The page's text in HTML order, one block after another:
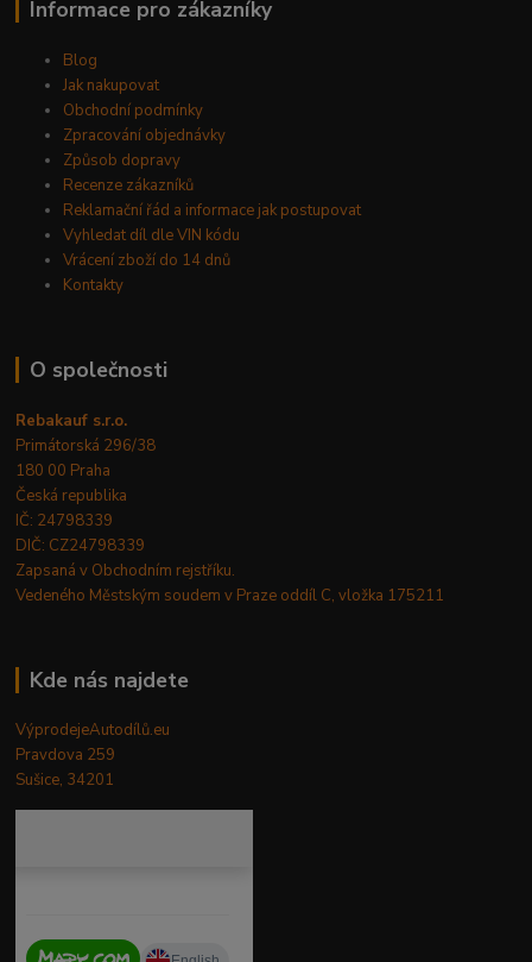
Informace pro zákazníky
Blog
Jak nakupovat
Obchodní podmínky
Zpracování objednávky
Způsob dopravy
Recenze zákazníků
Reklamační řád a informace jak postupovat
Vyhledat díl dle VIN kódu
Vrácení zboží do 14 dnů
Kontakty
O společnosti
Rebakauf s.r.o.
Primátorská 296/38
180 00 Praha
Česká republika
IČ: 24798339
DIČ: CZ24798339
Zapsaná v Obchodním rejstříku.
Vedeného Městským soudem v Praze oddíl C, vložka 175211
Kde nás najdete
VýprodejeAutodílů.eu
Pravdova 259
Sušice, 34201